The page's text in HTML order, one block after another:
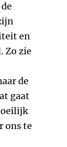
en
Zo zie
de
gaat
ons te